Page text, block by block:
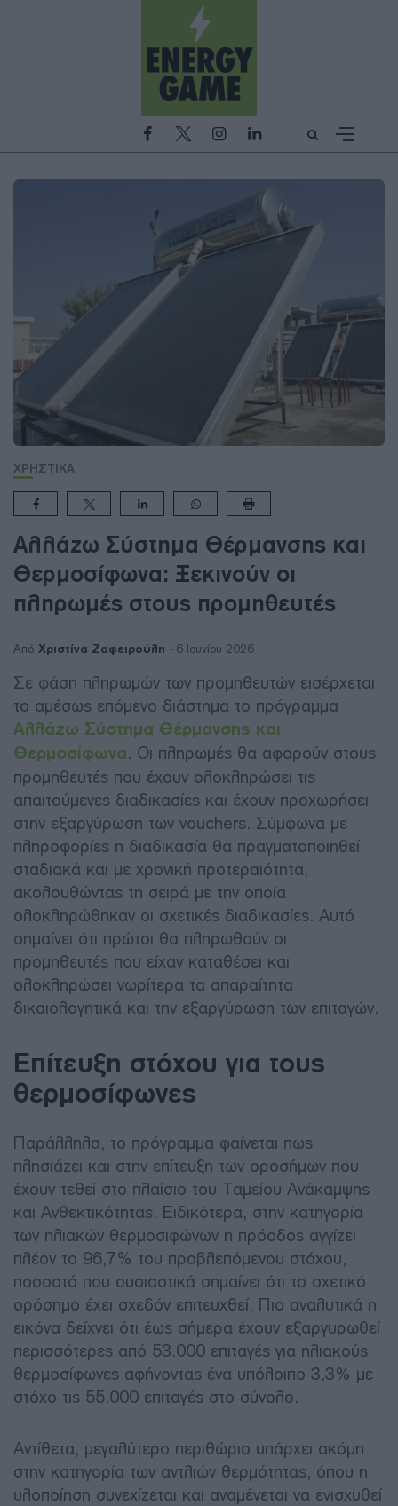
ΧΡΗΣΤΙΚΑ
Αλλάζω Σύστημα Θέρμανσης και
Θερμοσίφωνα: Ξεκινούν οι
πληρωμές στους προμηθευτές
Από Χριστίνα Ζαφειρούλη 6 Ιουνίου 2026
Σε φάση πληρωμών των προμηθευτών εισέρχεται
το αμέσως επόμενο διάστημα το πρόγραμμα
Αλλάζω Σύστημα Θέρμανσης και
Θερμοσίφωνα. Οι πληρωμές θα αφορούν στους
προμηθευτές που έχουν ολοκληρώσει τις
απαιτούμενες διαδικασίες και έχουν προχωρήσει
στην εξαργύρωση των vouchers. Σύμφωνα με
πληροφορίες η διαδικασία θα πραγματοποιηθεί
σταδιακά και με χρονική προτεραιότητα,
ακολουθώντας τη σειρά με την οποία
ολοκληρώθηκαν οι σχετικές διαδικασίες. Αυτό
σημαίνει ότι πρώτοι θα πληρωθούν οι
προμηθευτές που είχαν καταθέσει και
ολοκληρώσει νωρίτερα τα απαραίτητα
δικαιολογητικά και την εξαργύρωση των επιταγών.
Επίτευξη στόχου για τους
θερμοσίφωνες
Παράλληλα, το πρόγραμμα φαίνεται πως
πλησιάζει και στην επίτευξη των οροσήμων που
έχουν τεθεί στο πλαίσιο του Ταμείου Ανάκαμψης
και Ανθεκτικότητας. Ειδικότερα, στην κατηγορία
των ηλιακών θερμοσιφώνων η πρόοδος αγγίζει
πλέον το 96,7% του προβλεπόμενου στόχου,
ποσοστό που ουσιαστικά σημαίνει ότι το σχετικό
ορόσημο έχει σχεδόν επιτευχθεί. Πιο αναλυτικά η
εικόνα δείχνει ότι έως σήμερα έχουν εξαργυρωθεί
περισσότερες από 53.000 επιταγές για ηλιακούς
θερμοσίφωνες αφήνοντας ένα υπόλοιπο 3,3% με
στόχο τις 55.000 επιταγές στο σύνολο.
Αντίθετα, μεγαλύτερο περιθώριο υπάρχει ακόμη
στην κατηγορία των αντλιών θερμότητας, όπου η
υλοποίηση συνεχίζεται και αναμένεται να ενισχυθεί